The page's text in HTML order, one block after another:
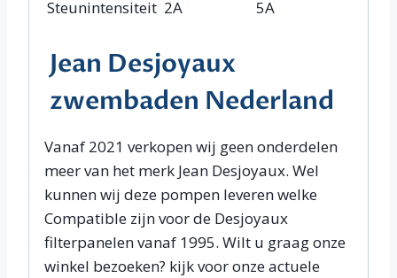
Steunintensiteit 2A 5A
Jean Desjoyaux
zwembaden Nederland
Vanaf 2021 verkopen wij geen onderdelen
meer van het merk Jean Desjoyaux. Wel
kunnen wij deze pompen leveren welke
Compatible zijn voor de Desjoyaux
filterpanelen vanaf 1995. Wilt u graag onze
winkel bezoeken? kijk voor onze actuele